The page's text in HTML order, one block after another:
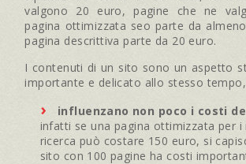
valgono 20 euro, pagine che ne
pagina ottimizzata seo parte da
pagina descrittiva parte da 20 euro.
I contenuti di un sito sono un aspetto
importante e delicato allo stesso
influenzano non poco i costi
infatti se una pagina ottimizzata per
ricerca può costare 150 euro, si
sito con 100 pagine ha costi